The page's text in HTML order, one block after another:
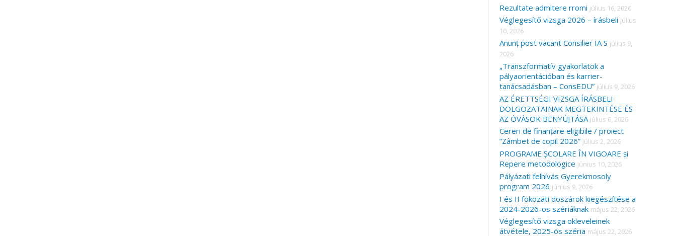
Rezultate admitere rromi július 16, 2026
Véglegesítő vizsga 2026 – írásbeli július
10, 2026
Anunț post vacant Consilier IA S július 9,
2026
„Transzformatív gyakorlatok a
pályaorientációban és karrier-
tanácsadásban – ConsEDU” július 9, 2026
AZ ÉRETTSÉGI VIZSGA ÍRÁSBELI
DOLGOZATAINAK MEGTEKINTÉSE ÉS
AZ ÓVÁSOK BENYÚJTÁSA július 6, 2026
Cereri de finanțare eligibile / proiect
”Zâmbet de copil 2026” július 2, 2026
PROGRAME ȘCOLARE ÎN VIGOARE și
Repere metodologice június 10, 2026
Pályázati felhívás Gyerekmosoly
program 2026 június 9, 2026
I és II fokozati doszárok kiegészítése a
2024-2026-os szériáknak május 22, 2026
Véglegesítő vizsga okleveleinek
átvétele, 2025-ös széria május 22, 2026